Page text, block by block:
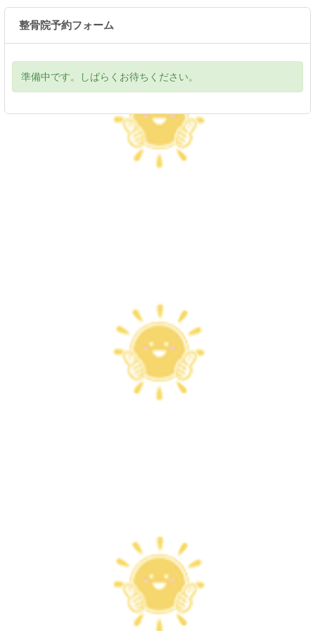
整骨院予約フォーム
準備中です。しばらくお待ちください。